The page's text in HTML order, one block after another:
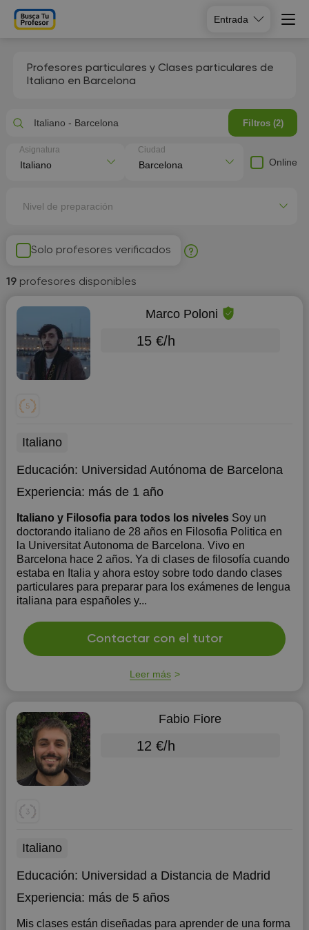
Entrada
Profesores particulares y Clases particulares de
Italiano en Barcelona
Solo profesores verificados
19 profesores disponibles
Marco Poloni
15 €/h
Italiano
Educación: Universidad Autónoma de Barcelona
Experiencia: más de 1 año
Italiano y Filosofia para todos los niveles Soy un
doctorando italiano de 28 años en Filosofia Politica en
la Universitat Autonoma de Barcelona. Vivo en
Barcelona hace 2 años. Ya di clases de filosofía cuando
estaba en Italia y ahora estoy sobre todo dando clases
particulares para preparar para los exámenes de lengua
italiana para españoles y...
Contactar con el tutor
Leer más
Fabio Fiore
12 €/h
Italiano
Educación: Universidad a Distancia de Madrid
Experiencia: más de 5 años
Mis clases están diseñadas para aprender de una forma
Italiano - Barcelona Filtros (2)
Asignatura Ciudad
Online
Nivel de preparación